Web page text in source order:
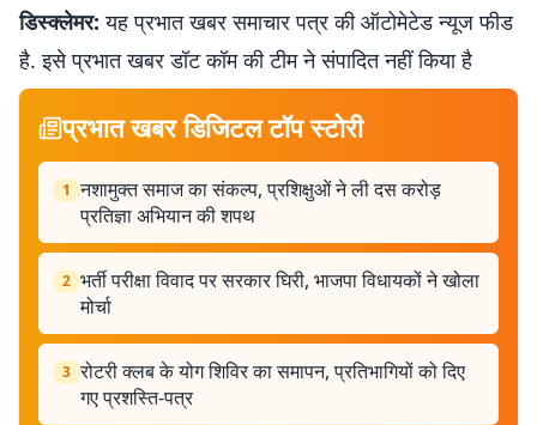
डिस्क्लेमर: यह प्रभात खबर समाचार पत्र की ऑटोमेटेड न्यूज फीड
है. इसे प्रभात खबर डॉट कॉम की टीम ने संपादित नहीं किया है
प्रभात खबर डिजिटल टॉप स्टोरी
1 नशामुक्त समाज का संकल्प, प्रशिक्षुओं ने ली दस करोड़
प्रतिज्ञा अभियान की शपथ
2 भर्ती परीक्षा विवाद पर सरकार घिरी, भाजपा विधायकों ने खोला
मोर्चा
3 रोटरी क्लब के योग शिविर का समापन, प्रतिभागियों को दिए
गए प्रशस्ति-पत्र